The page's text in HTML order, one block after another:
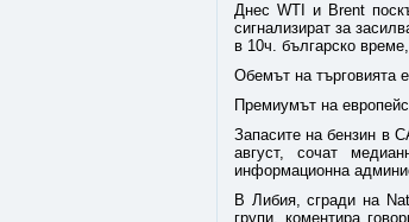
Днес WTI и Brent
сигнализират за
в 10ч. българско
Обемът на търговията
Премиумът на
Запасите на бензин в
август, сочат
информационна
В Либия, сгради на
групи, коментира